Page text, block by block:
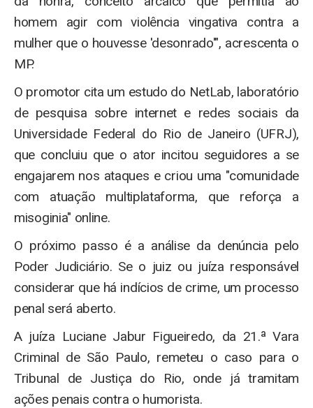
homem agir com violência vingativa contra a
mulher que o houvesse 'desonrado'", acrescenta o
MP.
O promotor cita um estudo do NetLab, laboratório
de pesquisa sobre internet e redes sociais da
Universidade Federal do Rio de Janeiro (UFRJ),
que concluiu que o ator incitou seguidores a se
engajarem nos ataques e criou uma "comunidade
com atuação multiplataforma, que reforça a
misoginia" online.
O próximo passo é a análise da denúncia pelo
Poder Judiciário. Se o juiz ou juíza responsável
considerar que há indícios de crime, um processo
penal será aberto.
A juíza Luciane Jabur Figueiredo, da 21.ª Vara
Criminal de São Paulo, remeteu o caso para o
Tribunal de Justiça do Rio, onde já tramitam
ações penais contra o humorista.